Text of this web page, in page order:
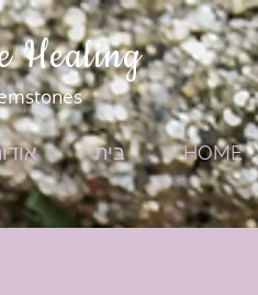
Healing
HOME בית